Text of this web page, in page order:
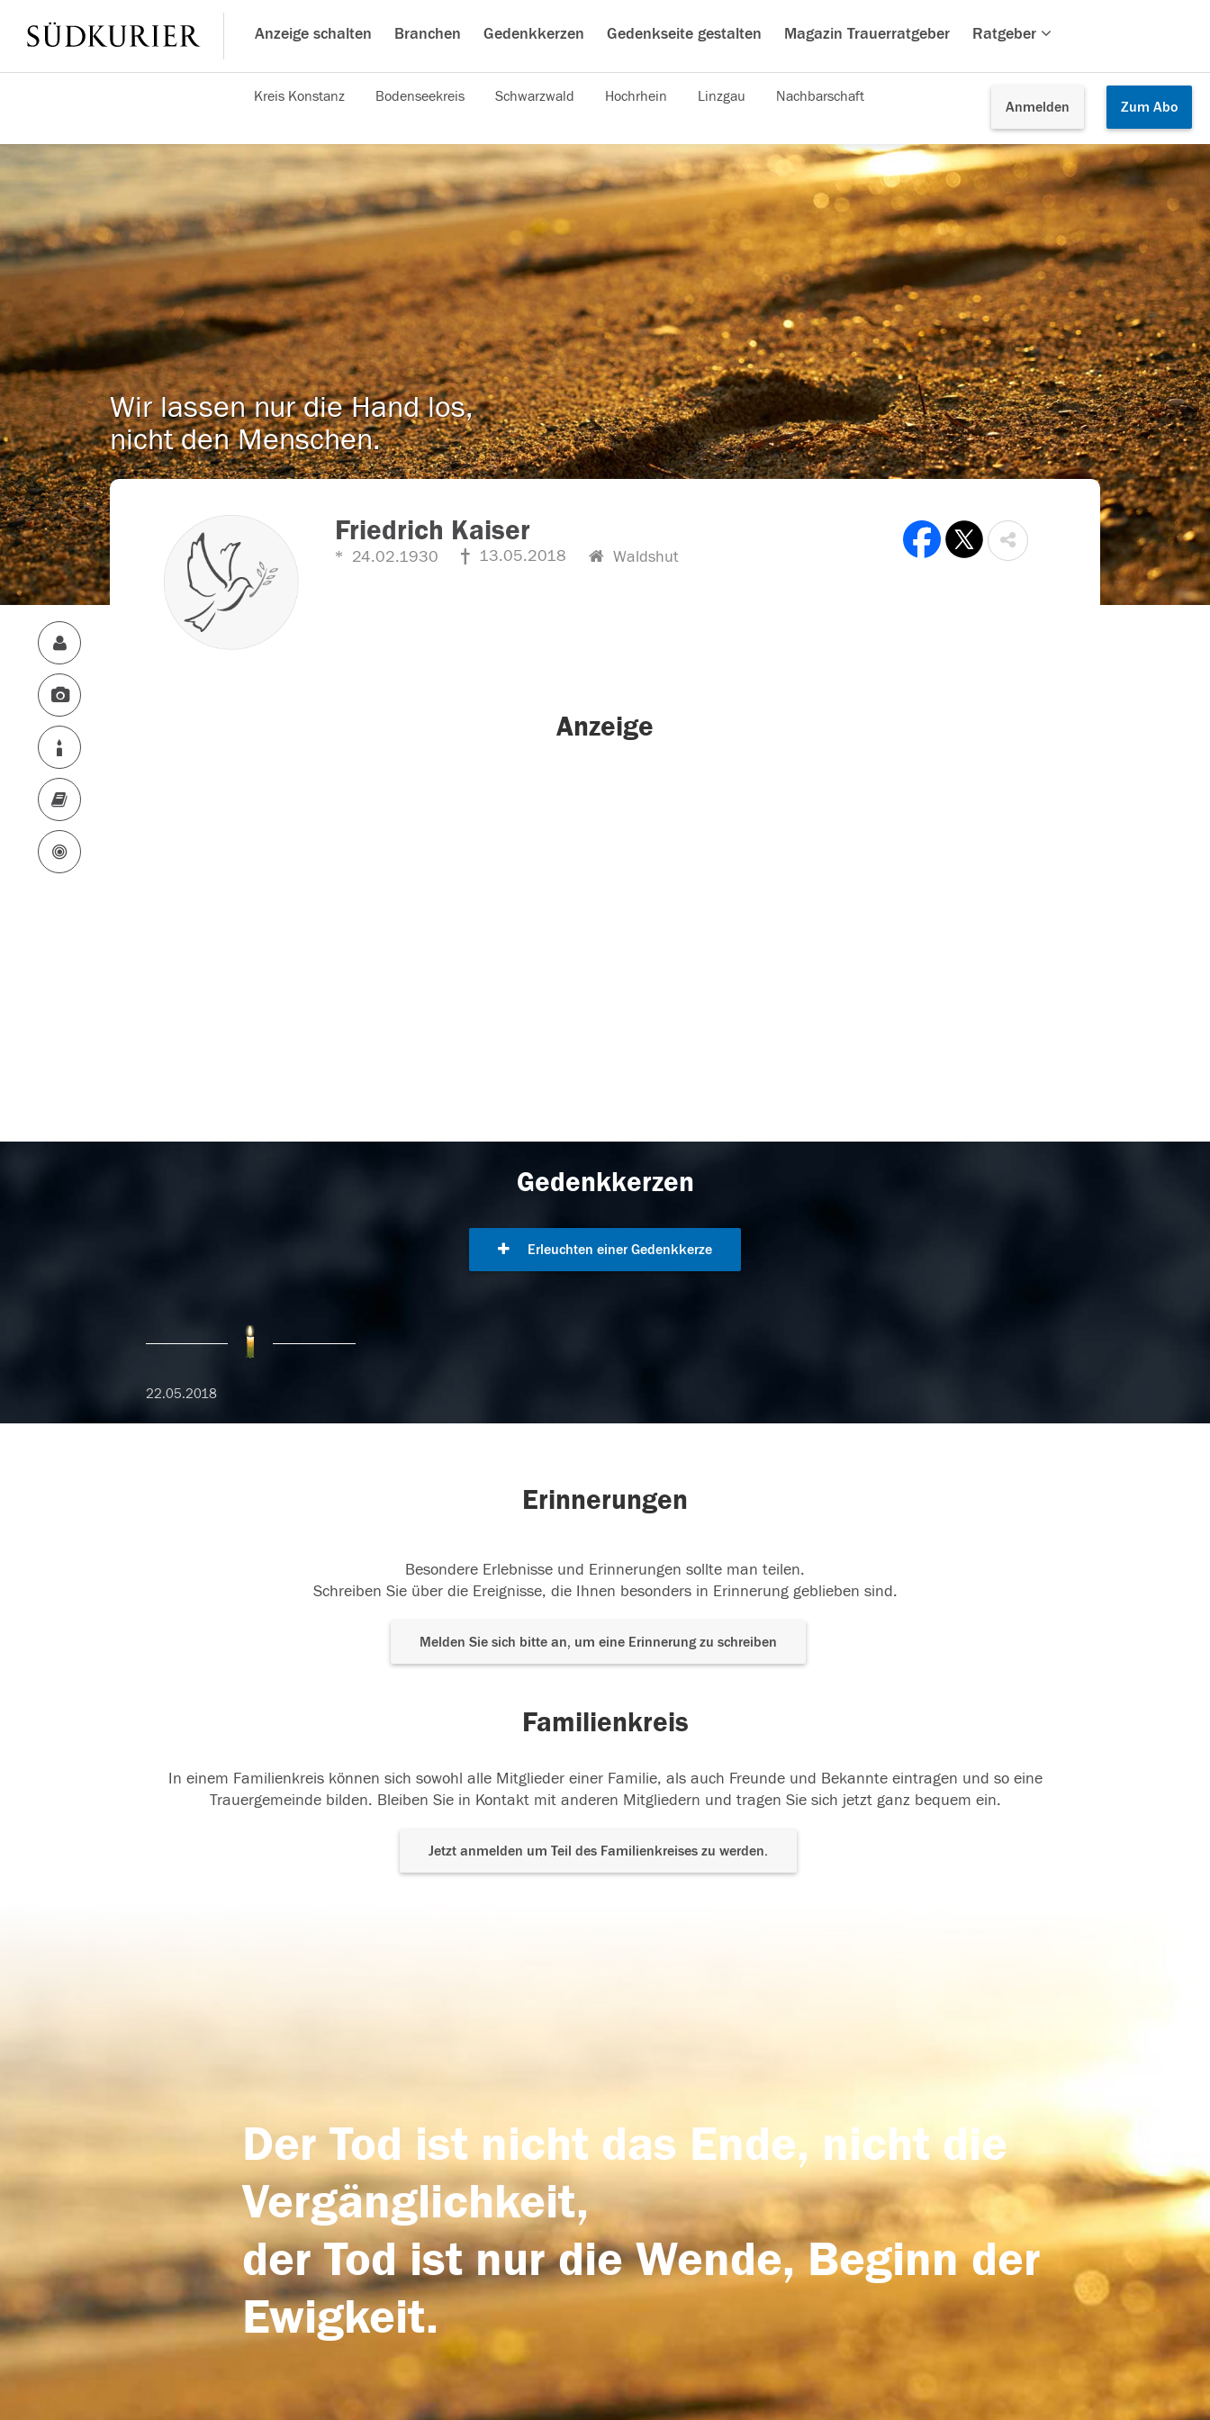
Anzeige schalten Branchen Gedenkkerzen Gedenkseite gestalten Magazin Trauerratgeber Ratgeber
Anmelden Zum Abo
Kreis Konstanz Bodenseekreis Schwarzwald Hochrhein Linzgau Nachbarschaft
Wir lassen nur die Hand los,
nicht den Menschen.
Friedrich Kaiser
24.02.1930 13.05.2018 Waldshut
Anzeige
Gedenkkerzen
Erleuchten einer Gedenkkerze
22.05.2018
Erinnerungen
Besondere Erlebnisse und Erinnerungen sollte man teilen.
Schreiben Sie über die Ereignisse, die Ihnen besonders in Erinnerung geblieben sind.
Melden Sie sich bitte an, um eine Erinnerung zu schreiben
Familienkreis
In einem Familienkreis können sich sowohl alle Mitglieder einer Familie, als auch Freunde und Bekannte eintragen und so eine
Trauergemeinde bilden. Bleiben Sie in Kontakt mit anderen Mitgliedern und tragen Sie sich jetzt ganz bequem ein.
Jetzt anmelden um Teil des Familienkreises zu werden.
Der Tod ist nicht das Ende, nicht die
Vergänglichkeit,
der Tod ist nur die Wende, Beginn der
Ewigkeit.